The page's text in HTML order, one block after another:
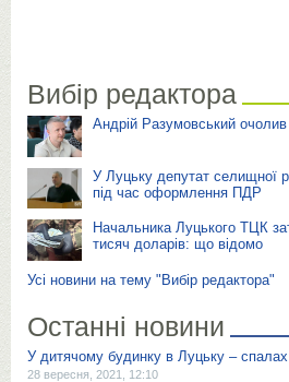
Вибір редактора
Андрій Разумовський
У Луцьку депутат селищної
під час оформлення ПДР
Начальника Луцького ТЦК
тисяч доларів: що відомо
Усі новини на тему "Вибір редактора"
Останні новини
У дитячому будинку в Луцьку – спалах
28 вересня, 2021, 12:10